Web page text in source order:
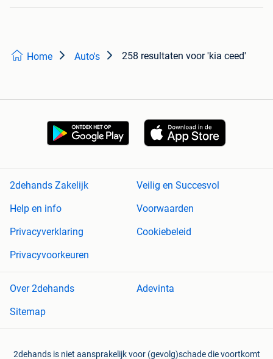
Home Auto's 258 resultaten voor 'kia ceed'
2dehands Zakelijk
Veilig en Succesvol
Help en info
Voorwaarden
Privacyverklaring
Cookiebeleid
Privacyvoorkeuren
Over 2dehands
Adevinta
Sitemap
2dehands is niet aansprakelijk voor (gevolg)schade die voortkomt